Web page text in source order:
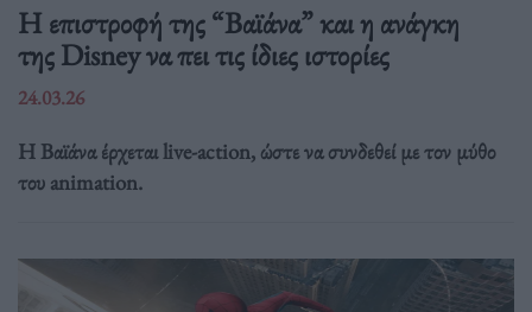
Η επιστροφή της “Βαϊάνα” και η ανάγκη
της Disney να πει τις ίδιες ιστορίες
24.03.26
Η Βαϊάνα έρχεται live-action, ώστε να συνδεθεί με τον μύθο
του animation.